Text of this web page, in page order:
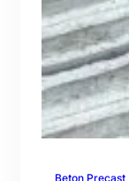
Beton Precast,